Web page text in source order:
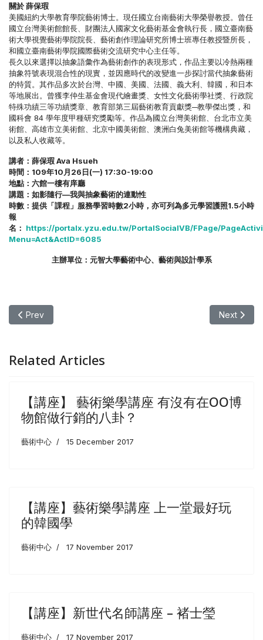
關於薛保瑕
美國紐約大學教育學院藝術博士。現任國立台南藝術大學榮譽教授。曾任
國立台灣美術館館長、財團法人國家文化藝術基金會執行長，國立臺南藝
術大學視覺藝術學院院長、藝術創作理論研究所博士班專任教授暨所長，
和國立臺南藝術學院國際藝術交流研究中心主任等。
長久以來選擇以抽象語彙作為藝術創作的表現形式，作品主要以冷熱兩種
抽象符號表現混合性的現實，並因應時代的改變進一步探討當代抽象藝術
的特質。其作品多次於台灣、中國、美國、法國、義大利、韓國，和日本
等地展出。曾獲李仲生基金會現代繪畫獎、女性文化藝術學社獎、行政院
特殊功績三等功績獎章、教育部第三屆藝術教育貢獻獎─教學傑出獎，和
國科會 84 學年度甲種研究獎勵等。作品為國立台灣美術館、台北市立美
術館、高雄市立美術館、北京中國美術館、澳洲白兔美術館等機構典藏，
以及私人收藏等。
講者：薛保瑕 Ava Hsueh
時間：109年10月26日(一) 17:30-19:00
地點：六館一樓有庠廳
講題：如影隨行—我與抽象藝術的連動性
時數：提供「課程」服務學習時數2小時，亦可列為多元學習護照1.5小時
報
名： https://portalx.yzu.edu.tw/PortalSocialVB/FPage/
Menu=Act&ActID=6085
主辦單位：元智大學藝術中心、藝術與設計學系
Previous article: 【講座】藝術講座 邱杰森《2020：林斯霍登的擬
Prev Next
Next
Related Articles
【講座】 藝術樂學講座 有沒有在OO博
物館做行銷的八卦？
藝術中心 15 December 2017
【講座】藝術樂學講座 上一堂最好玩
的韓國學
藝術中心 17 November 2017
【講座】新世代名師講座 – 褚士瑩
藝術中心 17 November 2017